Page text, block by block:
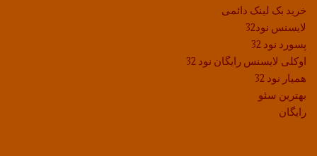
خرید بک لینک دائمی
لایسنس نود32
پسورد نود 32
اوکلی لایسنس رایگان نود 32
همیار نود 32
بهترین سئو
رایگان